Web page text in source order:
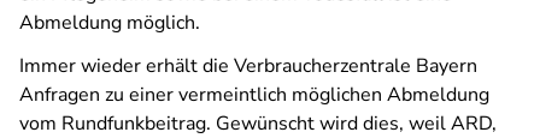
Abmeldung möglich.
Immer wieder erhält die Verbraucherzentrale Bayern
Anfragen zu einer vermeintlich möglichen Abmeldung
vom Rundfunkbeitrag. Gewünscht wird dies, weil ARD,